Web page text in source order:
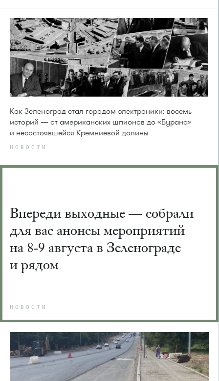
Как Зеленоград стал городом электроники: восемь
историй — от американских шпионов до «Бурана»
и несостоявшейся Кремниевой долины
НОВОСТИ
Впереди выходные — собрали
для вас анонсы мероприятий
на 8-9 августа в Зеленограде
и рядом
НОВОСТИ